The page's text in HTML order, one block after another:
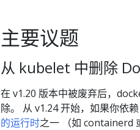
主要议题
从 kubelet 中删除
在 v1.20 版本中被废弃后，
除。 从 v1.24 开始，如果你依
的运行时之一 （如 containerd